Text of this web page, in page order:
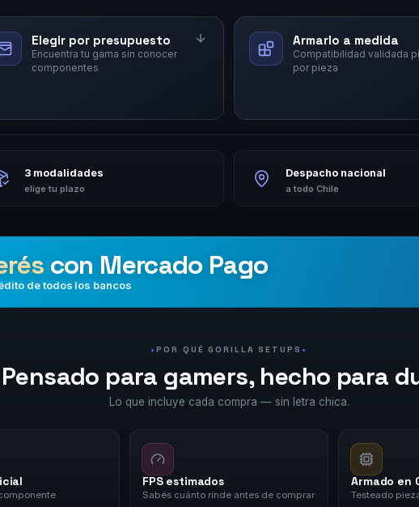
Elegir por presupuesto
Encuentra tu gama sin conocer
componentes
Armarlo a medida
Compatibilidad validada
por pieza
3 modalidades
elige tu plazo
Despacho nacional
a todo Chile
con Mercado Pago
de todos los bancos
POR QUÉ GORILLA SETUPS
Pensado para gamers, hecho para
Lo que incluye cada compra — sin letra chica.
FPS estimados
Sabés cuánto rinde antes de comprar
Armado en
Testeado